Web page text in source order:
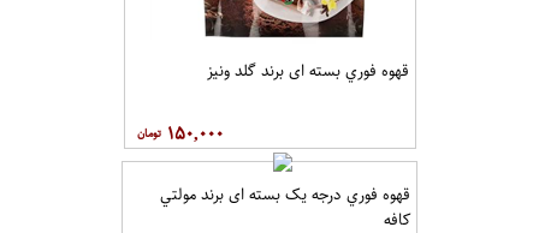
قهوه فوري بسته ای برند گلد ونيز
۱۵۰,۰۰۰
قهوه فوري درجه یک بسته ای برند مولتي
کافه